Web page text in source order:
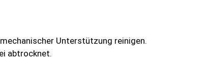
Unterstützung reinigen.
abtrocknet.